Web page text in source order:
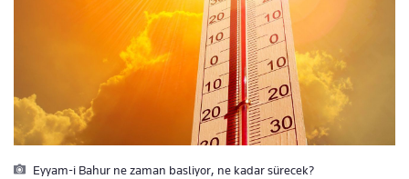
Eyyam-i Bahur ne zaman basliyor, ne kadar sürecek?